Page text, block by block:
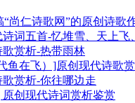
尚仁诗歌网”的原创诗歌
词五首-忆堆雪、天上飞
赏析-热带雨林
鱼在飞）]原创现代诗歌
赏析-你往哪边走
创现代诗词赏析鉴赏